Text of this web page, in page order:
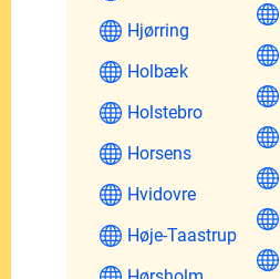
Hjørring
Holbæk
Holstebro
Horsens
Hvidovre
Høje-Taastrup